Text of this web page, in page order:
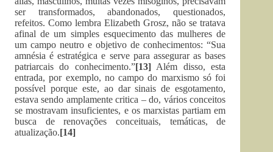
ser transformados, abandonados, questionados,
refeitos. Como lembra Elizabeth Grosz, não se tratava
afinal de um simples esquecimento das mulheres de
um campo neutro e objetivo de conhecimentos: “Sua
amnésia é estratégica e serve para assegurar as bases
patriarcais do conhecimento.”[13]Além disso, esta
entrada, por exemplo, no campo do marxismo só foi
possível porque este, ao dar sinais de esgotamento,
estava sendo amplamente critica – do, vários conceitos
se mostravam insuficientes, e os marxistas partiam em
busca de renovações conceituais, temáticas, de
atualização.[14]